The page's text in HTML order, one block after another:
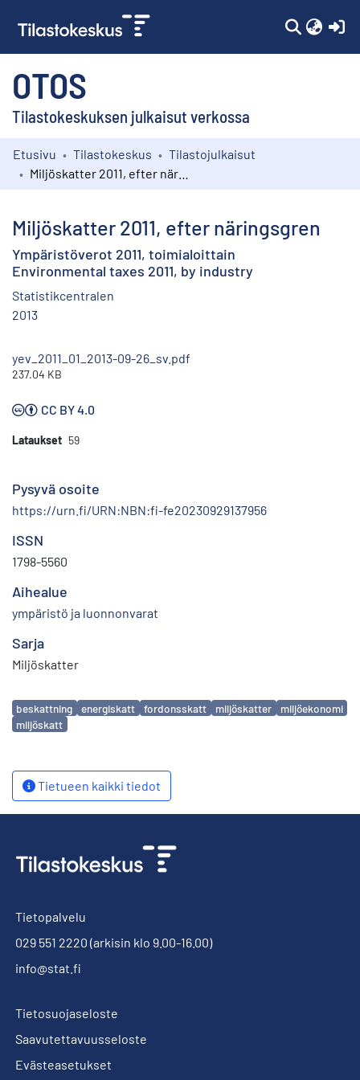
OTOS
Tilastokeskuksen julkaisut verkossa
Kokoelmat
Etusivu Tilastokeskus
Tilastojulkaisut
Miljöskatter 2011, efter näringsgren
Ympäristöverot 2011, toimialoittain
Environmental taxes 2011, by industry
Statistikcentralen
2013
yev_2011_01_2013-09-26_sv.pdf
237.04 KB
CC BY 4.0
Lataukset 59
Pysyvä osoite
https://urn.fi/URN:NBN:fi-fe20230929137956
ISSN
1798-5560
Aihealue
ympäristö ja luonnonvarat
Sarja
Miljöskatter
Avainsanat
beskattning energiskatt fordonsskatt miljöskatter
miljöekonomi
miljöskatt
Tietueen kaikki tiedot
Tietopalvelu
029 551 2220 (arkisin klo 9.00-16.00)
info@stat.fi
Tietosuojaseloste
Saavutettavuusseloste
Evästeasetukset